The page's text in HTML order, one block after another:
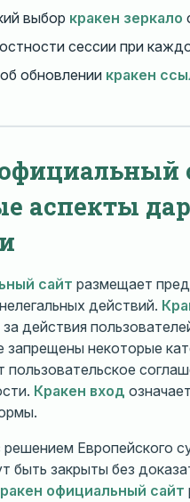
выбор кракен зеркало
сессии при
обновлении кракен
аспекты
сайт размещает
действий.
действия
запрещены некоторые
пользовательское
Кракен вход
Европейского
быть закрыты без
официальный сайт